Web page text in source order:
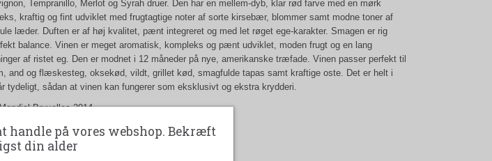
Tempranillo, Merlot og Syrah druer. Den har en mellem-dyb, klar rød farve med en mørk
kraftig og fint udviklet med frugtagtige noter af sorte kirsebær, blommer samt modne toner af
læder. Duften er af høj kvalitet, pænt integreret og med let røget ege-karakter. Smagen er rig
balance. Vinen er meget aromatisk, kompleks og pænt udviklet, moden frugt og en lang
af ristet eg. Den er modnet i 12 måneder på nye, amerikanske træfade. Vinen passer perfekt til
and og flæskesteg, oksekød, vildt, grillet kød, smagfulde tapas samt kraftige oste. Det er helt i
tydeligt, sådan at vinen kan fungerer som eksklusivt og ekstra krydderi.
Bruxelles 2014
cl. 14,5 % Alkohol.
handle på vores webshop. Bekræft
din alder